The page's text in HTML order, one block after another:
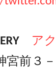
ア
宮前３